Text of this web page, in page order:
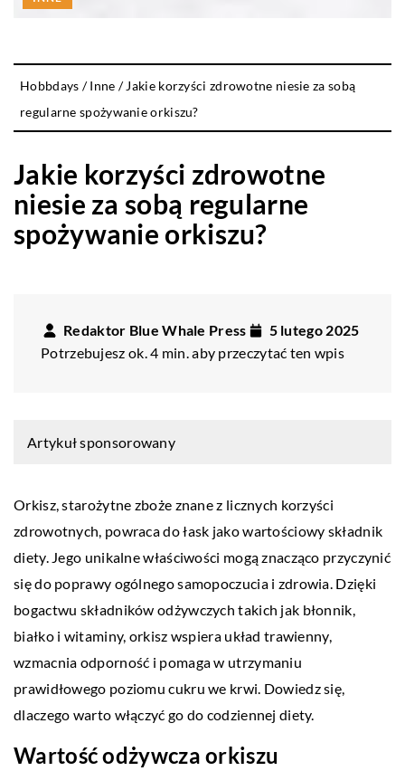
Hobbdays /Inne / Jakie korzyści zdrowotne niesie za sobą
regularne spożywanie orkiszu?
Jakie korzyści zdrowotne
niesie za sobą regularne
spożywanie orkiszu?
Redaktor Blue Whale Press
5 lutego 2025
Potrzebujesz ok. 4 min. aby przeczytać ten wpis
Artykuł sponsorowany
Orkisz, starożytne zboże znane z licznych korzyści
zdrowotnych, powraca do łask jako wartościowy składnik
diety. Jego unikalne właściwości mogą znacząco przyczynić
się do poprawy ogólnego samopoczucia i zdrowia. Dzięki
bogactwu składników odżywczych takich jak błonnik,
białko i witaminy, orkisz wspiera układ trawienny,
wzmacnia odporność i pomaga w utrzymaniu
prawidłowego poziomu cukru we krwi. Dowiedz się,
dlaczego warto włączyć go do codziennej diety.
Wartość odżywcza orkiszu